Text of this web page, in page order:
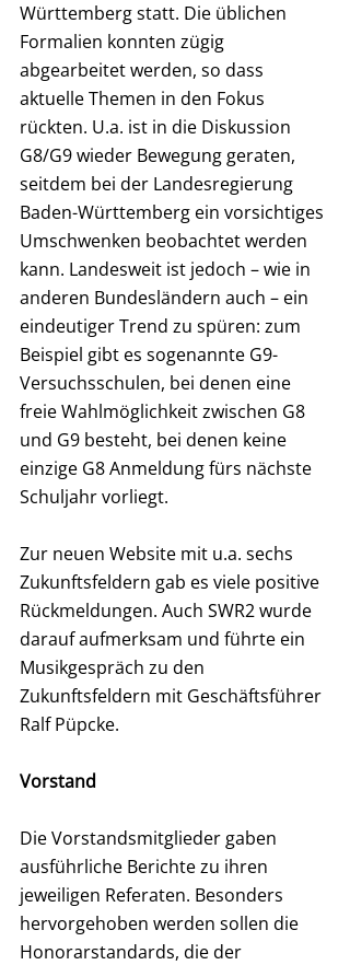
Württemberg statt. Die üblichen
Formalien konnten zügig
abgearbeitet werden, so dass
aktuelle Themen in den Fokus
rückten. U.a. ist in die Diskussion
G8/G9 wieder Bewegung geraten,
seitdem bei der Landesregierung
Baden-Württemberg ein vorsichtiges
Umschwenken beobachtet werden
kann. Landesweit ist jedoch – wie in
anderen Bundesländern auch – ein
eindeutiger Trend zu spüren: zum
Beispiel gibt es sogenannte G9-
Versuchsschulen, bei denen eine
freie Wahlmöglichkeit zwischen G8
und G9 besteht, bei denen keine
einzige G8 Anmeldung fürs nächste
Schuljahr vorliegt.
Zur neuen Website mit u.a. sechs
Zukunftsfeldern gab es viele positive
Rückmeldungen. Auch SWR2 wurde
darauf aufmerksam und führte ein
Musikgespräch zu den
Zukunftsfeldern mit Geschäftsführer
Ralf Püpcke.
Vorstand
Die Vorstandsmitglieder gaben
ausführliche Berichte zu ihren
jeweiligen Referaten. Besonders
hervorgehoben werden sollen die
Honorarstandards, die der